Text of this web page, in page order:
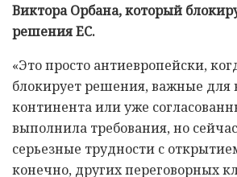
Виктора Орбана, который
решения ЕС.
«Это просто антиевропейски,
блокирует решения, важные для
континента или уже
выполнила требования, но
серьезные трудности с
конечно, других переговорных